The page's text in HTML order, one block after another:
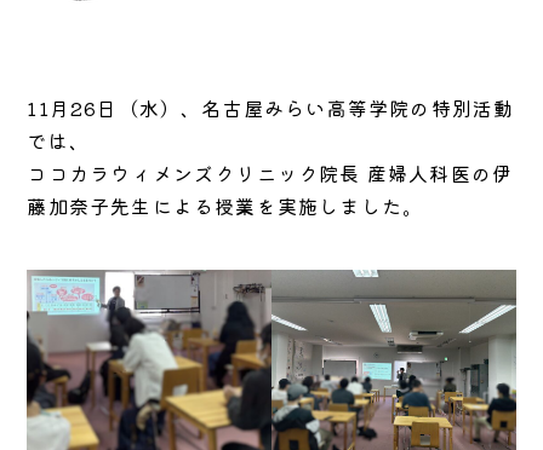
11月26日（水）、名古屋みらい高等学院の特別活動
では、
ココカラウィメンズクリニック院長 産婦人科医の伊
藤加奈子先生による授業を実施しました。